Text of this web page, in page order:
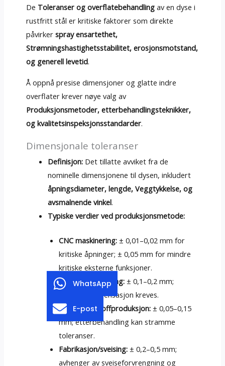
De Toleranser og overflatebehandlingav en dyse i
rustfritt stål er kritiske faktorer som direkte
påvirker spray ensartethet,
Strømningshastighetsstabilitet, erosjonsmotstand,
og generell levetid.
Å oppnå presise dimensjoner og glatte indre
overflater krever nøye valg av
Produksjonsmetoder, etterbehandlingsteknikker,
og kvalitetsinspeksjonsstandarder.
Dimensjonale toleranser
Definisjon: Det tillatte avviket fra de
nominelle dimensjonene til dysen, inkludert
åpningsdiameter, lengde, Veggtykkelse, og
avsmalnende vinkel.
Typiske verdier ved produksjonsmetode:
CNC maskinering: ± 0,01–0,02 mm for
kritiske åpninger; ± 0,05 mm for mindre
kritiske eksterne funksjoner.
Investering Casting: ± 0,1–0,2 mm;
Krympekompensasjon kreves.
Tilsetningsstoffproduksjon: ± 0,05–0,15
mm; etterbehandling kan stramme
toleranser.
Fabrikasjon/sveising: ± 0,2–0,5 mm;
avhenger av sveiseforvrengning og
WhatsApp
E-post